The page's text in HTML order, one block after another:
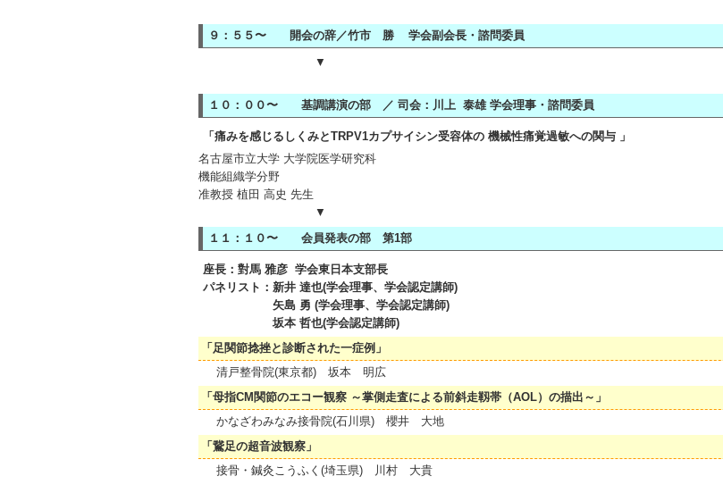
９：５５〜 開会の辞／竹市 勝 学会副会長・諮問委員
▼
１０：００〜 基調講演の部 ／ 司会：川上 泰雄 学会理事・諮問委員
「痛みを感じるしくみとTRPV1カプサイシン受容体の 機械性痛覚過敏への関与 」
名古屋市立大学 大学院医学研究科
機能組織学分野
准教授 植田 高史 先生
▼
１１：１０〜 会員発表の部 第1部
座長：對馬 雅彦 学会東日本支部長
パネリスト：新井 達也(学会理事、学会認定講師)
矢島 勇 (学会理事、学会認定講師)
坂本 哲也(学会認定講師)
「足関節捻挫と診断された一症例」
清戸整骨院(東京都) 坂本 明広
「母指CM関節のエコー観察 ～掌側走査による前斜走靱帯（AOL）の描出～」
かなざわみなみ接骨院(石川県) 櫻井 大地
「鵞足の超音波観察」
接骨・鍼灸こうふく(埼玉県) 川村 大貴